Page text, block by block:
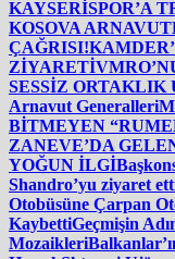
KAYSERİSPOR’A
KOSOVA
ÇAĞRISI!
ZİYARETİ
SESSİZ ORTAKLIK
Arnavut Generalleri
BİTMEYEN
ZANEVE’DA
YOĞUN İLGİ
Shandro’yu ziyaret
Otobüsüne Çarpan
KaybettiGeçmişin
Mozaikleri